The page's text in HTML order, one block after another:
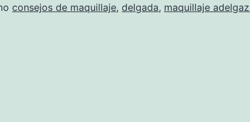
consejos de maquillaje, delgada, maquillaje